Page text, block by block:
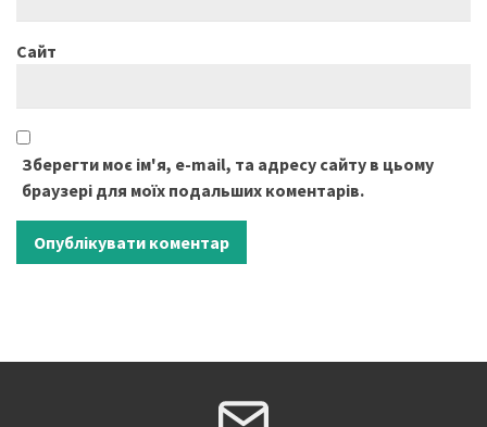
Сайт
Зберегти моє ім'я, e-mail, та адресу сайту в цьому
браузері для моїх подальших коментарів.